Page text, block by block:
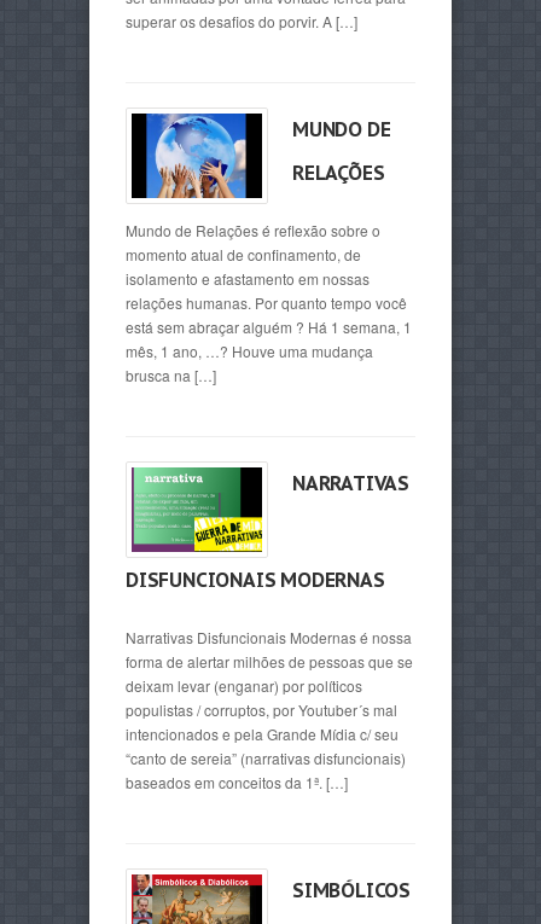
superar os desafios do porvir. A […]
MUNDO DE
RELAÇÕES
Mundo de Relações é reflexão sobre o
momento atual de confinamento, de
isolamento e afastamento em nossas
relações humanas. Por quanto tempo você
está sem abraçar alguém ? Há 1 semana, 1
mês, 1 ano, …? Houve uma mudança
brusca na […]
NARRATIVAS
DISFUNCIONAIS MODERNAS
Narrativas Disfuncionais Modernas é nossa
forma de alertar milhões de pessoas que se
deixam levar (enganar) por políticos
populistas / corruptos, por Youtuber´s mal
intencionados e pela Grande Mídia c/ seu
“canto de sereia” (narrativas disfuncionais)
baseados em conceitos da 1ª. […]
SIMBÓLICOS